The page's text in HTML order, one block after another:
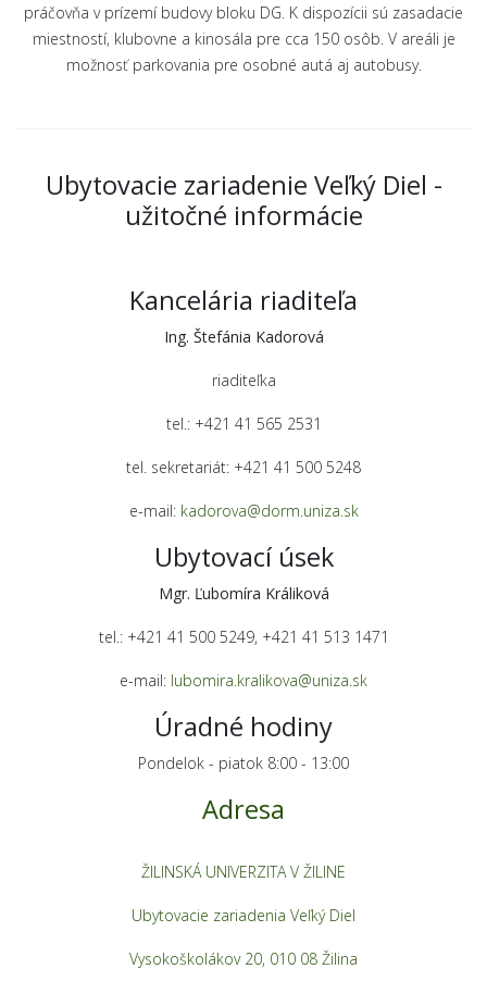
práčovňa v prízemí budovy bloku DG. K dispozícii sú zasadacie
miestností, klubovne a kinosála pre cca 150 osôb. V areáli je
možnosť parkovania pre osobné autá aj autobusy.
Ubytovacie zariadenie Veľký Diel -
užitočné informácie
Kancelária riaditeľa
Ing. Štefánia Kadorová
riaditeľka
tel.: +421 41 565 2531
tel. sekretariát: +421 41 500 5248
e-mail: kadorova@dorm.uniza.sk
Ubytovací úsek
Mgr. Ľubomíra Králiková
tel.: +421 41 500 5249, +421 41 513 1471
e-mail: lubomira.kralikova@uniza.sk
Úradné hodiny
Pondelok - piatok 8:00 - 13:00
Adresa
ŽILINSKÁ UNIVERZITA V ŽILINE
Ubytovacie zariadenia Veľký Diel
Vysokoškolákov 20, 010 08 Žilina